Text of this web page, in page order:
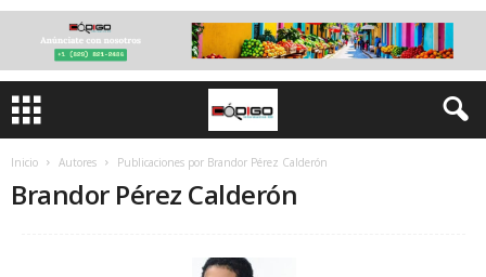
Inicio Autores Publicaciones por Brandor Pérez Calderón
Brandor Pérez Calderón